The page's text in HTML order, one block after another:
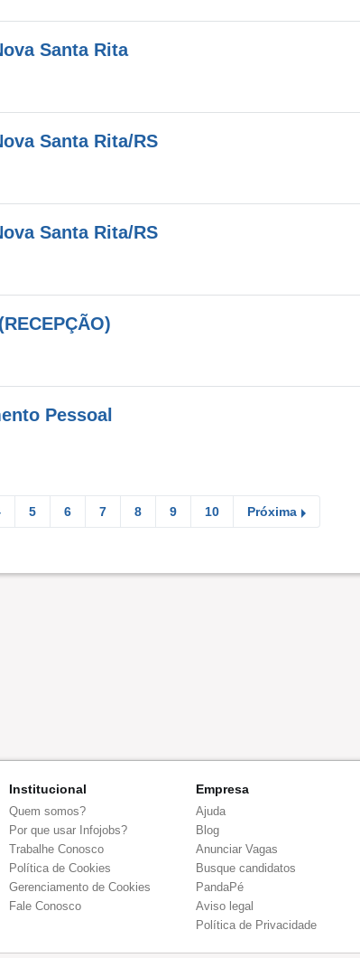
Santa Rita
Santa Rita/RS
Santa Rita/RS
Pessoal
5 6 7 8 9 10 Próxima
Institucional
Quem somos?
Por que usar Infojobs?
Trabalhe Conosco
Política de Cookies
Gerenciamento de Cookies
Fale Conosco
Empresa
Ajuda
Blog
Anunciar Vagas
Busque candidatos
PandaPé
Aviso legal
Política de Privacidade